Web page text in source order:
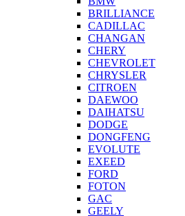
BRILLIANCE
CADILLAC
CHANGAN
CHERY
CHEVROLET
CHRYSLER
CITROEN
DAEWOO
DAIHATSU
DODGE
DONGFENG
EVOLUTE
EXEED
FORD
FOTON
GAC
GEELY